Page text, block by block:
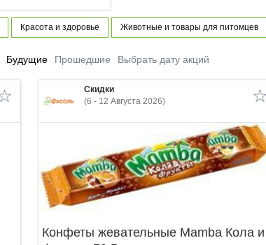
Красота и здоровье Животные и товары для питомцев
Будущие Прошедшие Выбрать дату акций
Скидки
(6 - 12 Августа 2026)
Конфеты жевательные Mamba Кола и